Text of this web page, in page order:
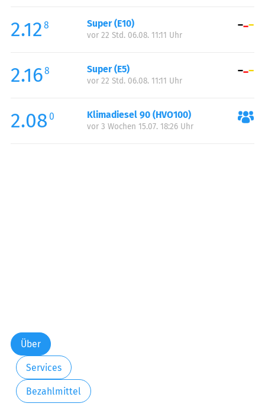
Samstag:
00:00-23:59
Sonntag:
2.12 8 Super (E10)
vor 22 Std. 06.08. 11:11 Uhr
2.168 Super (E5)
vor 22 Std. 06.08. 11:11 Uhr
2.08 0 Klimadiesel 90 (HVO100)
vor 3 Wochen 15.07. 18:26 Uhr
Über
Services
Bezahlmittel